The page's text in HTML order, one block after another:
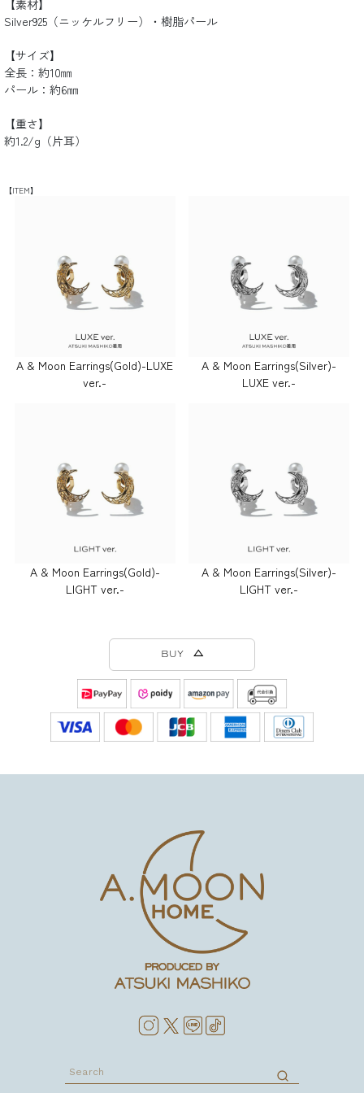
【素材】
Silver925（ニッケルフリー）・樹脂パール
【サイズ】
全長：約10㎜
パール：約6㎜
【重さ】
約1.2/g（片耳）
【ITEM】
A & Moon Earrings(Gold)-LUXE
ver.-
A & Moon Earrings(Silver)-
LUXE ver.-
A & Moon Earrings(Gold)-
LIGHT ver.-
A & Moon Earrings(Silver)-
LIGHT ver.-
BUY △